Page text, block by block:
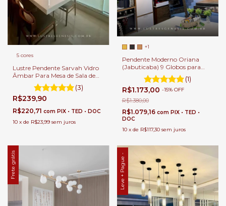
5 cores
Lustre Pendente Sarvah Vidro
Âmbar Para Mesa de Sala de
(3)
R$239,90
R$220,71 com PIX • TED • DOC
10 x de R$23,99 sem juros
+1
Pendente Moderno Oriana
(Jabuticaba) 9 Globos para
Sala de Jantar e Ambientes
Gourmet
(1)
R$1.173,00 -15% OFF
R$1.380,00
R$1.079,16 com PIX • TED •
DOC
10 x de R$117,30 sem juros
Frete grátis Leve + Pague -